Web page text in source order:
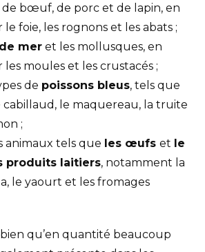
de bœuf, de porc et de lapin, en
foie, les rognons et les abats ;
mer et les mollusques, en
moules et les crustacés ;
de poissons bleus, tels que
cabillaud, le maquereau, la truite
;
animaux tels que les œufset le
produits laitiers, notamment la
le yaourt et les fromages
bien qu’en quantité beaucoup